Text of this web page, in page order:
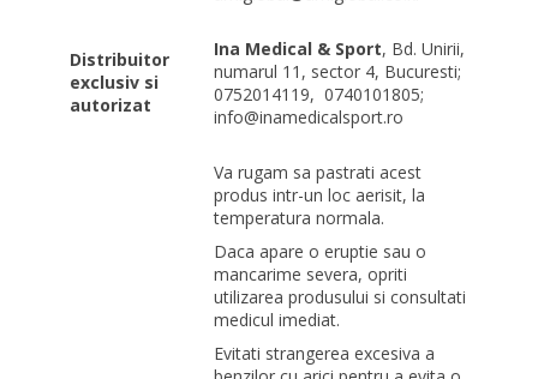
Distribuitor
exclusiv si
autorizat
Ina Medical & Sport, Bd. Unirii,
numarul 11, sector 4, Bucuresti;
0752014119, 0740101805;
info@inamedicalsport.ro
Va rugam sa pastrati acest
produs intr-un loc aerisit, la
temperatura normala.
Daca apare o eruptie sau o
mancarime severa, opriti
utilizarea produsului si consultati
medicul imediat.
Evitati strangerea excesiva a